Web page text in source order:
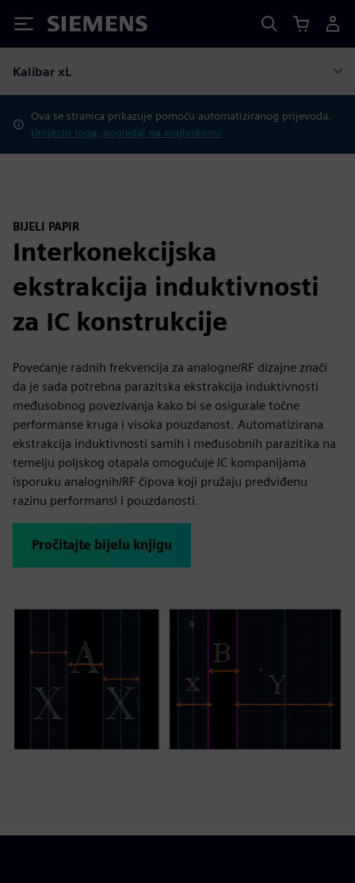
Siemens
Kalibar xL
Ova se stranica prikazuje pomoću automatiziranog prijevoda.
Umjesto toga, pogledaj na engleskom?
BIJELI PAPIR
Interkonekcijska
ekstrakcija induktivnosti
za IC konstrukcije
Povećanje radnih frekvencija za analogne/RF dizajne znači
da je sada potrebna parazitska ekstrakcija induktivnosti
međusobnog povezivanja kako bi se osigurale točne
performanse kruga i visoka pouzdanost. Automatizirana
ekstrakcija induktivnosti samih i međusobnih parazitika na
temelju poljskog otapala omogućuje IC kompanijama
isporuku analognih/RF čipova koji pružaju predviđenu
razinu performansi i pouzdanosti.
Pročitajte bijelu knjigu